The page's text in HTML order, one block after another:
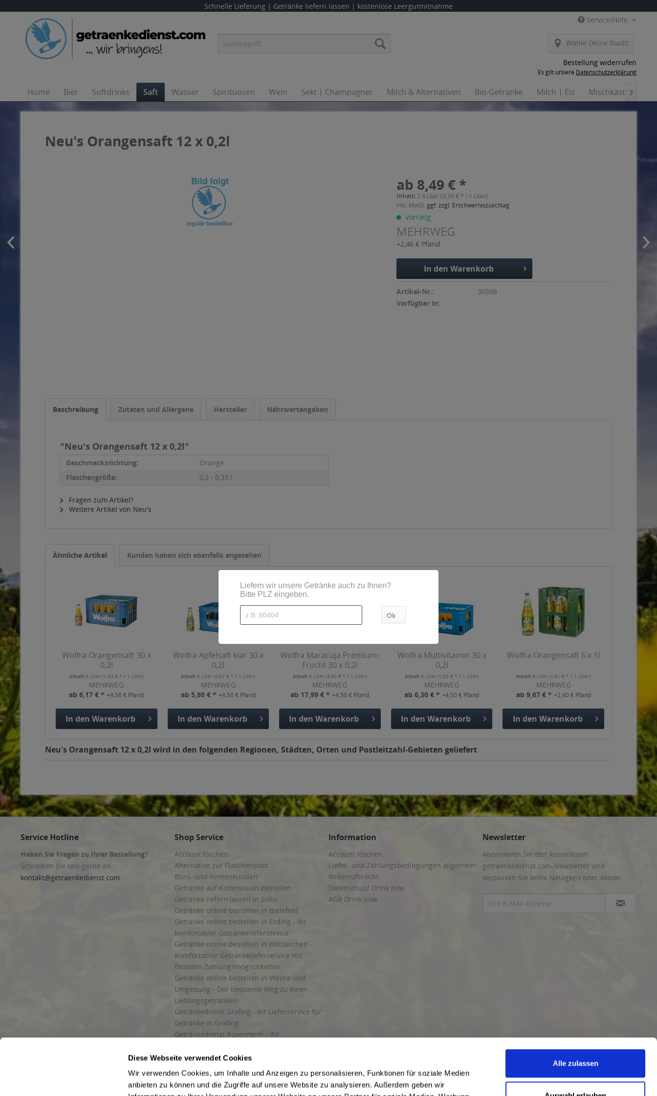
Diese Webseite verwendet Cookies
Wir verwenden Cookies, um Inhalte und Anzeigen zu personalisieren, Funktionen für soziale Medien
anbieten zu können und die Zugriffe auf unsere Website zu analysieren. Außerdem geben wir
Alle zulassen
Schnelle Lieferung | Getränke liefern lassen | kostenlose Leergutmitnahme
Service/Hilfe
Wähle Deine Stadt!
Bestellung widerrufen
Es gilt unsere Datenschutzerklärung
Home Bier Softdrinks Saft Wasser Spirituosen Wein Sekt | Champagner Milch & Alternativen Bio-Getränke Milch | Eis Mischkästen

Neu's Orangensaft 12 x 0,2l
ab 8,49 € *
Inhalt: 2.4 Liter (3,54 € * / 1 Liter)
inkl. MwSt. ggf. zzgl. Erschwerniszuschlag
Vorrätig
MEHRWEG
+2,46 € Pfand
In den Warenkorb
Artikel-Nr.:
30598
Verfügbar in:
Beschreibung Zutaten und Allergene Hersteller Nährwertangaben
"Neu's Orangensaft 12 x 0,2l"
Geschmacksrichtung:
Orange
Flaschengröße:
0,2 - 0,33 l
Fragen zum Artikel?
Weitere Artikel von Neu's
Ähnliche Artikel Kunden haben sich ebenfalls angesehen
Wolfra Orangensaft 30 x
0,2l
Inhalt 6 Liter (1,03 € * / 1 Liter)
MEHRWEG
ab 6,17 € *+4,50 € Pfand
In den Warenkorb
Wolfra Apfelsaft klar 30 x
0,2l
Inhalt 6 Liter(0,97 € * / 1 Liter)
MEHRWEG
ab 5,80 € * +4,50 € Pfand
In den Warenkorb
Wolfra Maracuja Premium-
Frucht 30 x 0,2l
Inhalt 6 Liter (3,00 € * / 1 Liter)
MEHRWEG
ab 17,99 € *+4,50 € Pfand
In den Warenkorb
Wolfra Multivitamin 30 x
0,2l
Inhalt 6 Liter (1,05 € * / 1 Liter)
MEHRWEG
ab 6,30 € *+4,50 € Pfand
In den Warenkorb
Wolfra Orangensaft 6 x 1l
Inhalt 6 Liter(1,61 € * / 1 Liter)
MEHRWEG
ab 9,67 € * +2,40 € Pfand
In den Warenkorb
Neu's Orangensaft 12 x 0,2l wird in den folgenden Regionen, Städten, Orten und Postleitzahl-Gebieten geliefert
Service Hotline
Haben Sie Fragen zu Ihrer Bestellung?
Schreiben Sie uns gerne an
kontakt@getraenkedienst.com
Shop Service
Account löschen
Alternative zur Flaschenpost
Büro- und Firmenkunden
Getränke auf Kommission bestellen
Getränke liefern lassen in Solln
Getränke online bestellen in Bielefeld
Getränke online bestellen in Erding - Ihr
komfortabler Getränkelieferservice
Getränke online bestellen in Holzkirchen -
Komfortabler Getränkelieferservice mit
flexiblen Zahlungsmöglichkeiten
Getränke online bestellen in Werne und
Umgebung - Der bequeme Weg zu Ihren
Lieblingsgetränken
Getränkedienst Grafing - Ihr Lieferservice für
Getränke in Grafing
Getränkedienst Rosenheim - Ihr
und Umgebung
Liefergebiet
Lieferservice für Getränke
Information
Account löschen
Liefer- und Zahlungsbedingungen allgemein
Widerrufsrecht
Datenschutz Drink now
AGB Drink now
Newsletter
Abonnieren Sie den kostenlosen
getraenkedienst.com-Newsletter und
verpassen Sie keine Neuigkeit oder Aktion.